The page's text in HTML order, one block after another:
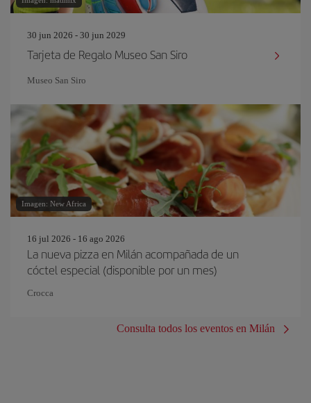
30 jun 2026 - 30 jun 2029
Tarjeta de Regalo Museo San Siro
Museo San Siro
Imagen: New Africa
16 jul 2026 - 16 ago 2026
La nueva pizza en Milán acompañada de un
cóctel especial (disponible por un mes)
Crocca
Consulta todos los eventos en Milán